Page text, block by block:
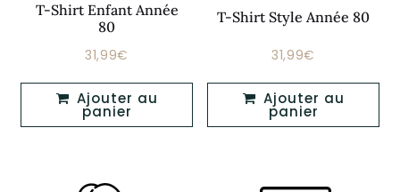
T-Shirt Enfant Année
80
Prix
31,99€
panier
T-Shirt Style Année 80
Prix
31,99€
panier